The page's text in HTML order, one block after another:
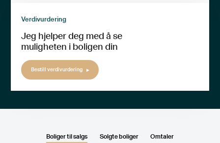
Verdivurdering
Jeg hjelper deg med å se
muligheten i boligen din
Bestill verdivurdering
Boliger til salgs Solgte boliger Omtaler